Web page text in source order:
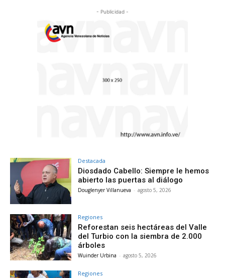
- Publicidad -
Destacada
Diosdado Cabello: Siempre le hemos
abierto las puertas al diálogo
Douglenyer Villanueva - agosto 5, 2026
Regiones
Reforestan seis hectáreas del Valle
del Turbio con la siembra de 2.000
árboles
Wuinder Urbina - agosto 5, 2026
Regiones